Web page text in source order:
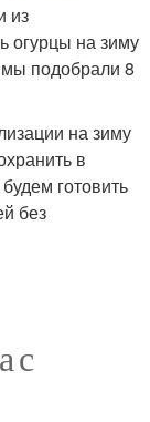
из
огурцы на зиму
подобрали 8
на зиму
в
готовить
без
с